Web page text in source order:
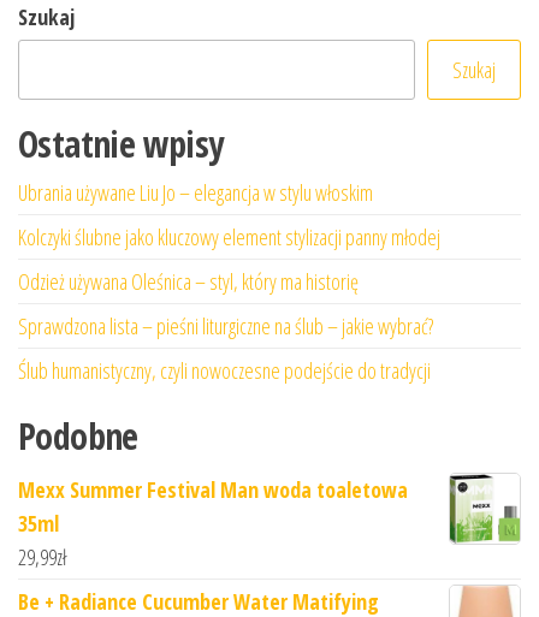
Szukaj
Szukaj
Ostatnie wpisy
Ubrania używane Liu Jo – elegancja w stylu włoskim
Kolczyki ślubne jako kluczowy element stylizacji panny młodej
Odzież używana Oleśnica – styl, który ma historię
Sprawdzona lista – pieśni liturgiczne na ślub – jakie wybrać?
Ślub humanistyczny, czyli nowoczesne podejście do tradycji
Podobne
Mexx Summer Festival Man woda toaletowa
35ml
29,99zł
Be + Radiance Cucumber Water Matifying